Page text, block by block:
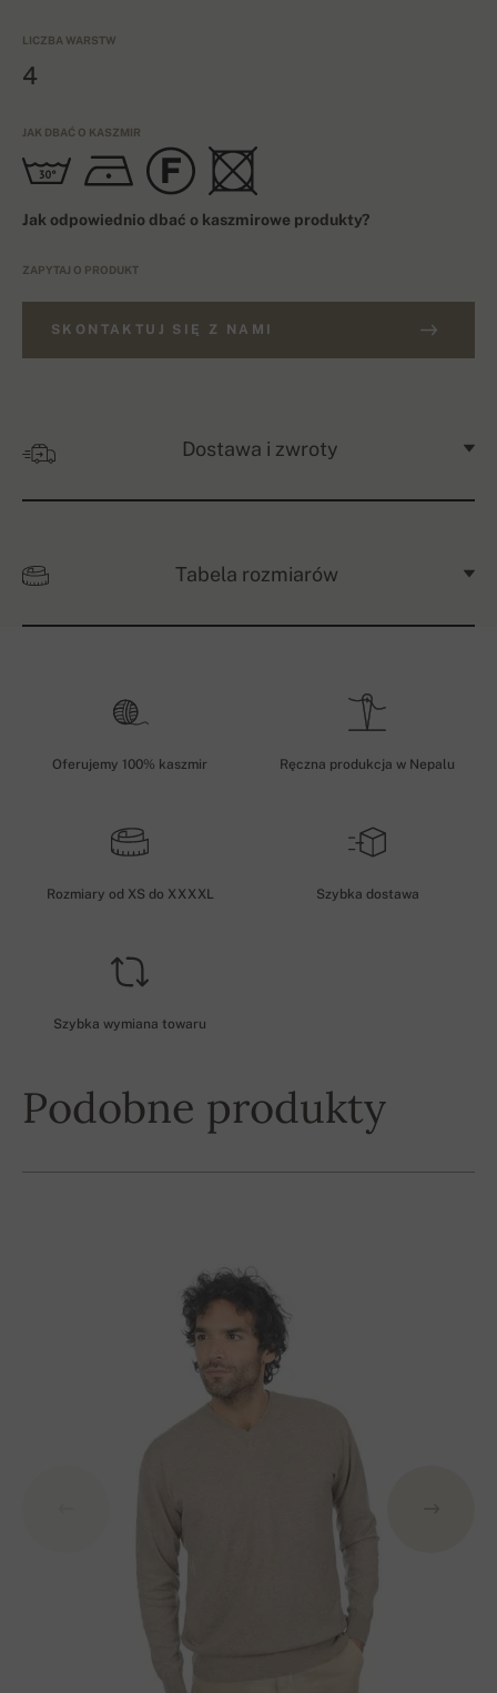
LICZBA WARSTW
4
JAK DBAĆ O KASZMIR
Jak odpowiednio dbać o kaszmirowe produkty?
ZAPYTAJ O PRODUKT
SKONTAKTUJ SIĘ Z NAMI
Dostawa i zwroty
Tabela rozmiarów
Oferujemy 100% kaszmir Ręczna produkcja w Nepalu
Rozmiary od XS do XXXXL Szybka dostawa
Szybka wymiana towaru
Podobne produkty